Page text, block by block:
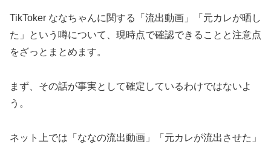
TikToker ななちゃんに関する「流出動画」「元カレが晒し
た」という噂について、現時点で確認できることと注意点
をざっとまとめます。
まず、その話が事実として確定しているわけではないよ
う。
ネット上では「ななの流出動画」「元カレが流出させた」